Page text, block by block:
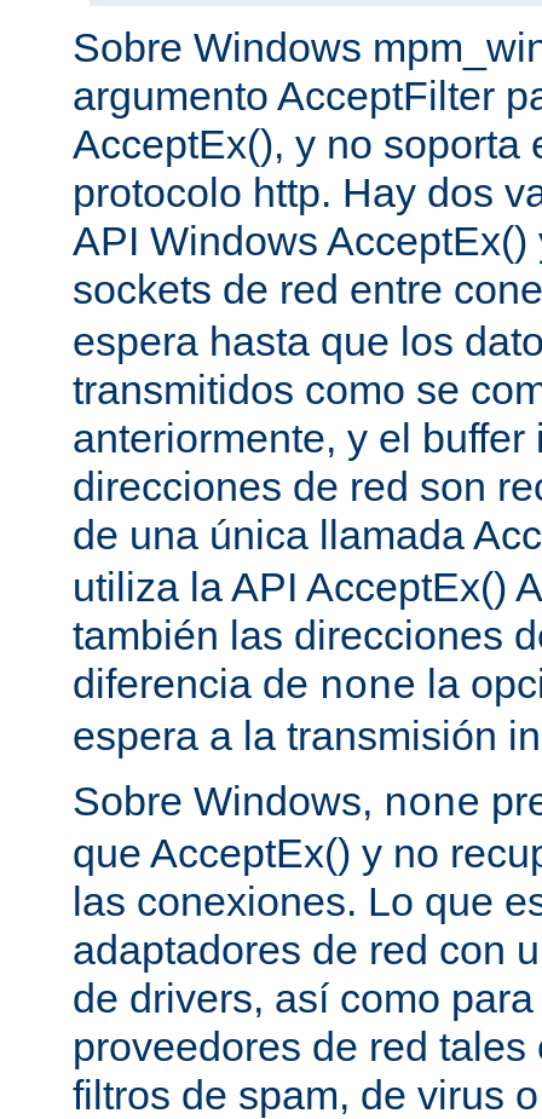
Sobre Windows
argumento AcceptFilter
AcceptEx(), y no soporta
protocolo http. Hay dos
API Windows
sockets de red entre
espera hasta que los
transmitidos como se
anteriormente, y el
direcciones de red son
de una única llamada
utiliza la API AcceptEx()
también las direcciones
diferencia de none la
espera a la transmisión
Sobre Windows, none
que AcceptEx() y no
las conexiones. Lo que
adaptadores de red con
de drivers, así como
proveedores de red
filtros de spam, de virus